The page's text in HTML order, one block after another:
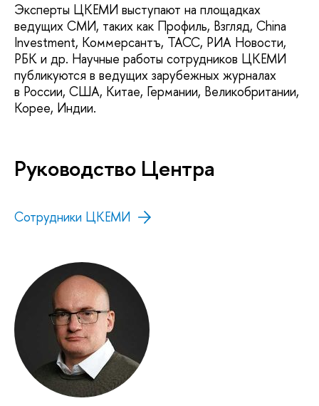
Эксперты ЦКЕМИ выступают на площадках
ведущих СМИ, таких как Профиль, Взгляд, China
Investment, Коммерсантъ, ТАСС, РИА Новости,
РБК и др. Научные работы сотрудников ЦКЕМИ
публикуются в ведущих зарубежных журналах
в России, США, Китае, Германии, Великобритании,
Корее, Индии.
Руководство Центра
Сотрудники ЦКЕМИ